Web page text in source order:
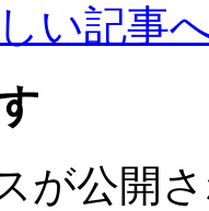
い記事
が公開